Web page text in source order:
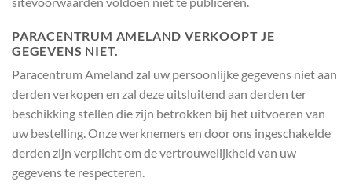
PARACENTRUM AMELAND VERKOOPT JE
GEGEVENS NIET.
Paracentrum Ameland zal uw persoonlijke gegevens niet aan
derden verkopen en zal deze uitsluitend aan derden ter
beschikking stellen die zijn betrokken bij het uitvoeren van
uw bestelling. Onze werknemers en door ons ingeschakelde
derden zijn verplicht om de vertrouwelijkheid van uw
gegevens te respecteren.